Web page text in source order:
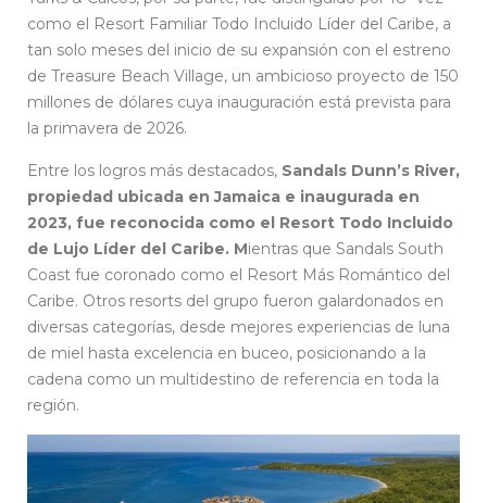
como el Resort Familiar Todo Incluido Líder del Caribe, a
tan solo meses del inicio de su expansión con el estreno
de Treasure Beach Village, un ambicioso proyecto de 150
millones de dólares cuya inauguración está prevista para
la primavera de 2026.
Entre los logros más destacados, Sandals Dunn’s River,
propiedad ubicada en Jamaica e inaugurada en
2023, fue reconocida como el Resort Todo Incluido
de Lujo Líder del Caribe. Mientras que Sandals South
Coast fue coronado como el Resort Más Romántico del
Caribe. Otros resorts del grupo fueron galardonados en
diversas categorías, desde mejores experiencias de luna
de miel hasta excelencia en buceo, posicionando a la
cadena como un multidestino de referencia en toda la
región.